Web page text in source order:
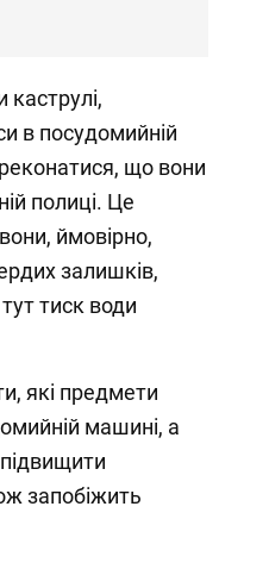
в посудомийній
що вони
полиці. Це
ймовірно,
залишків,
тиск води
які предмети
машині, а
запобіжить